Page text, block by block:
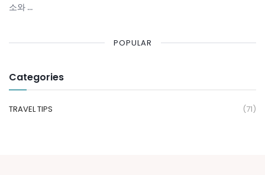
소와 ...
POPULAR
Categories
TRAVEL TIPS (71)